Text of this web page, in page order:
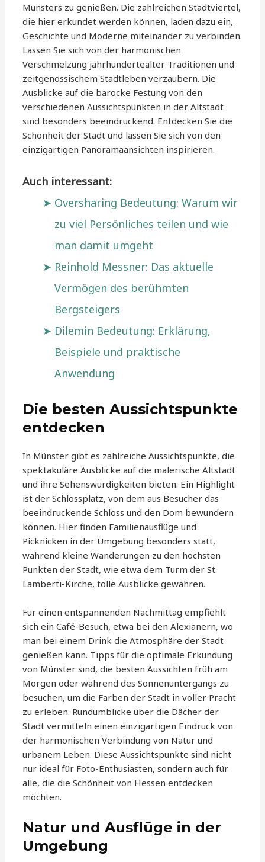
Münsters zu genießen. Die zahlreichen Stadtviertel,
die hier erkundet werden können, laden dazu ein,
Geschichte und Moderne miteinander zu verbinden.
Lassen Sie sich von der harmonischen
Verschmelzung jahrhundertealter Traditionen und
zeitgenössischem Stadtleben verzaubern. Die
Ausblicke auf die barocke Festung von den
verschiedenen Aussichtspunkten in der Altstadt
sind besonders beeindruckend. Entdecken Sie die
Schönheit der Stadt und lassen Sie sich von den
einzigartigen Panoramaansichten inspirieren.
Auch interessant:
Oversharing Bedeutung: Warum wir
zu viel Persönliches teilen und wie
man damit umgeht
Reinhold Messner: Das aktuelle
Vermögen des berühmten
Bergsteigers
Dilemin Bedeutung: Erklärung,
Beispiele und praktische
Anwendung
Die besten Aussichtspunkte
entdecken
In Münster gibt es zahlreiche Aussichtspunkte, die
spektakuläre Ausblicke auf die malerische Altstadt
und ihre Sehenswürdigkeiten bieten. Ein Highlight
ist der Schlossplatz, von dem aus Besucher das
beeindruckende Schloss und den Dom bewundern
können. Hier finden Familienausflüge und
Picknicken in der Umgebung besonders statt,
während kleine Wanderungen zu den höchsten
Punkten der Stadt, wie etwa dem Turm der St.
Lamberti-Kirche, tolle Ausblicke gewähren.
Für einen entspannenden Nachmittag empfiehlt
sich ein Café-Besuch, etwa bei den Alexianern, wo
man bei einem Drink die Atmosphäre der Stadt
genießen kann. Tipps für die optimale Erkundung
von Münster sind, die besten Aussichten früh am
Morgen oder während des Sonnenuntergangs zu
besuchen, um die Farben der Stadt in voller Pracht
zu erleben. Rundumblicke über die Dächer der
Stadt vermitteln einen einzigartigen Eindruck von
der harmonischen Verbindung von Natur und
urbanem Leben. Diese Aussichtspunkte sind nicht
nur ideal für Foto-Enthusiasten, sondern auch für
alle, die die Schönheit von Hessen entdecken
möchten.
Natur und Ausflüge in der
Umgebung